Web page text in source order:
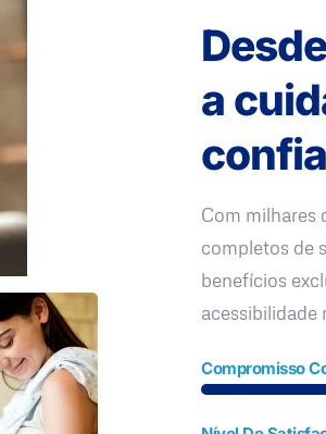
a
Com milhares
completos de
benefícios
acessibilidade
Compromisso